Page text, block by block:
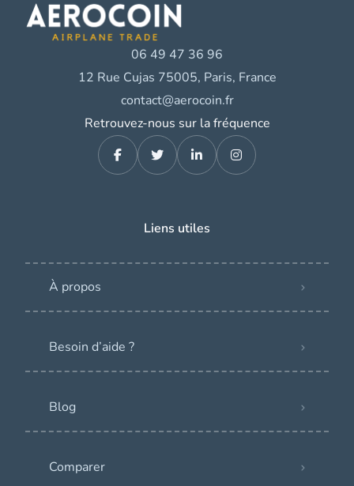
06 49 47 36 96
12 Rue Cujas 75005, Paris, France
contact@aerocoin.fr
Retrouvez-nous sur la fréquence
Liens utiles
À propos
Besoin d’aide ?
Blog
Comparer